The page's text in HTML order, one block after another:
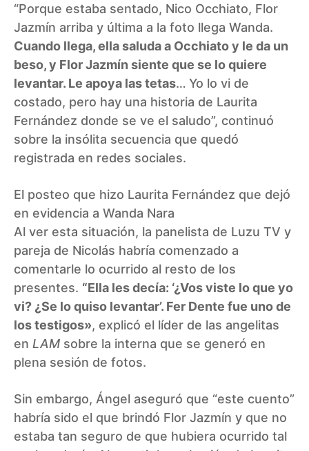
“Porque estaba sentado, Nico Occhiato, Flor
Jazmín arriba y última a la foto llega Wanda.
Cuando llega, ella saluda a Occhiato y le da un
beso, y Flor Jazmín siente que se lo quiere
levantar. Le apoya las tetas… Yo lo vi de
costado, pero hay una historia de Laurita
Fernández donde se ve el saludo”, continuó
sobre la insólita secuencia que quedó
registrada en redes sociales.
El posteo que hizo Laurita Fernández que dejó
en evidencia a Wanda Nara
Al ver esta situación, la panelista de Luzu TV y
pareja de Nicolás habría comenzado a
comentarle lo ocurrido al resto de los
presentes. “Ella les decía: ‘¿Vos viste lo que yo
vi? ¿Se lo quiso levantar’. Fer Dente fue uno de
los testigos», explicó el líder de las angelitas
en LAM sobre la interna que se generó en
plena sesión de fotos.
Sin embargo, Ángel aseguró que “este cuento”
habría sido el que brindó Flor Jazmín y que no
estaba tan seguro de que hubiera ocurrido tal